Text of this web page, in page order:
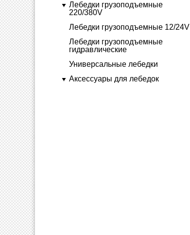
Лебедки грузоподъемные
220/380V
Лебедки грузоподъемные 12/24V
Лебедки грузоподъемные
гидравлические
Универсальные лебедки
Аксессуары для лебедок